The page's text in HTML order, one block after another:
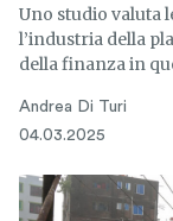
Uno studio valuta
l’industria della
della finanza in
Andrea Di Turi
04.03.2025